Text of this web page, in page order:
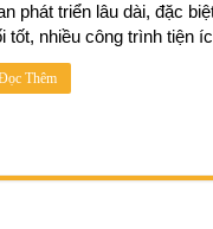
phát triển lâu dài, đặc
tốt, nhiều công trình tiện
Thêm